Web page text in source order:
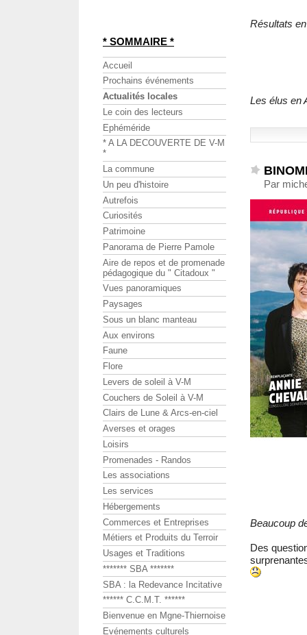
Résultats
Les élus en
Par
Beaucoup
Des
* SOMMAIRE *
Accueil
Prochains événements
Actualités locales
Le coin des lecteurs
Ephéméride
* A LA DECOUVERTE DE V-M
*
La commune
Un peu d'histoire
Autrefois
Curiosités
Patrimoine
Panorama de Pierre Pamole
Aire de repos et de promenade
pédagogique du " Citadoux "
Vues panoramiques
Paysages
Sous un blanc manteau
Aux environs
Faune
Flore
Levers de soleil à V-M
Couchers de Soleil à V-M
Clairs de Lune & Arcs-en-ciel
Averses et orages
Loisirs
Promenades - Randos
Les associations
Les services
Hébergements
Commerces et Entreprises
Métiers et Produits du Terroir
Usages et Traditions
******* SBA *******
SBA : la Redevance Incitative
****** C.C.M.T. ******
Bienvenue en Mgne-Thiernoise
Evénements culturels